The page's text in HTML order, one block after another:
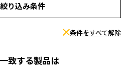
絞り込み条件
条件をすべて解除
致する製品は